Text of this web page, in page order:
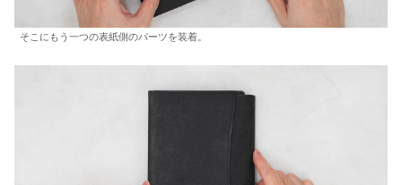
そこにもう一つの表紙側のパーツを装着。